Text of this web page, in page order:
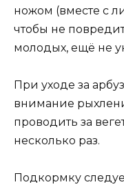
ножом (вместе с
чтобы не
молодых, ещё не
При уходе за
внимание
проводить за
несколько раз.
Подкормку